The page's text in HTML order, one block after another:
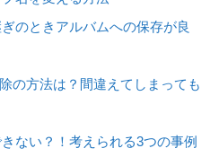
のときアルバムへの保存が良
の方法は？間違えてしまっても
ない？！考えられる3つの事例